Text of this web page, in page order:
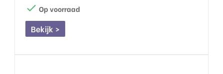
 Op voorraad
Bekijk >